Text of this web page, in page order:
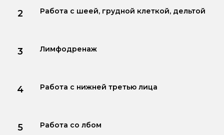
Работа с шеей, грудной клеткой, дельтой
Лимфодренаж
Работа с нижней третью лица
Работа со лбом